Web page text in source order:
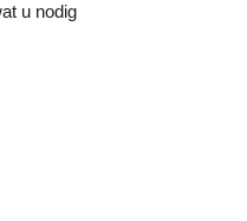
u nodig